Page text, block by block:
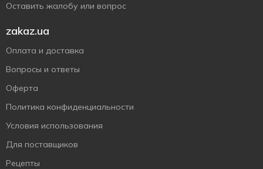
Оставить жалобу или вопрос
zakaz.ua
Оплата и доставка
Вопросы и ответы
Оферта
Политика конфиденциальности
Условия использования
Для поставщиков
Рецепты